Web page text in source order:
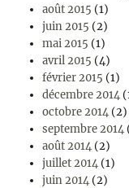
août 2015 (1)
juin 2015 (2)
mai 2015 (1)
avril 2015 (4)
février 2015 (1)
décembre 2014
octobre 2014 (2)
septembre 2014
août 2014 (2)
juillet 2014 (1)
juin 2014 (2)